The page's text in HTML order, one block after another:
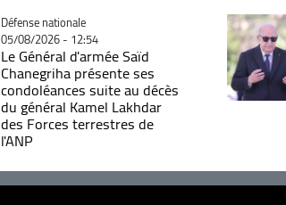
Catégorie
Défense nationale
05/08/2026 - 12:54
Le Général d'armée Saïd
Chanegriha présente ses
condoléances suite au décès
du général Kamel Lakhdar
des Forces terrestres de
l'ANP